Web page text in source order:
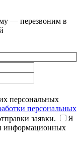
— перезвоним в
персональных
персональных
заявки.
Я
информационных